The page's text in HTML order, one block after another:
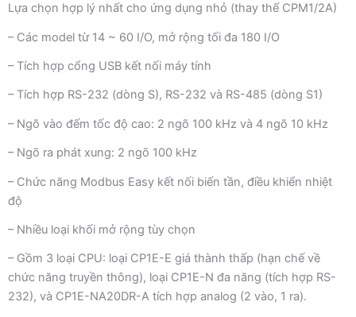
Lựa chọn hợp lý nhất cho ứng dụng nhỏ (thay thế CPM1/2A)
– Các model từ 14 ~ 60 I/O, mở rộng tối đa 180 I/O
– Tích hợp cổng USB kết nối máy tính
– Tích hợp RS-232 (dòng S), RS-232 và RS-485 (dòng S1)
– Ngõ vào đếm tốc độ cao: 2 ngõ 100 kHz và 4 ngõ 10 kHz
– Ngõ ra phát xung: 2 ngõ 100 kHz
– Chức năng Modbus Easy kết nối biến tần, điều khiển nhiệt
độ
– Nhiều loại khối mở rộng tùy chọn
– Gồm 3 loại CPU: loại CP1E-E giá thành thấp (hạn chế về
chức năng truyền thông), loại CP1E-N đa năng (tích hợp RS-
232), và CP1E-NA20DR-A tích hợp analog (2 vào, 1 ra).